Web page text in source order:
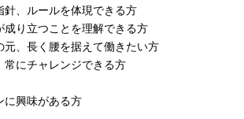
針、ルールを体現できる方
成り立つことを理解できる方
元、長く腰を据えて働きたい方
常にチャレンジできる方
に興味がある方